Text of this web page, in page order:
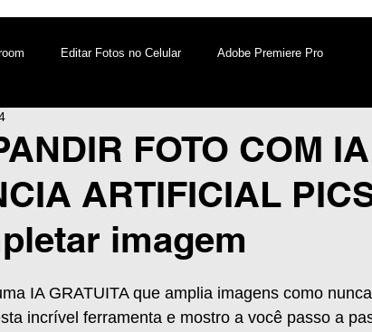
Editar Fotos no Celular Adobe Premiere Pro
Windows Edição de Vídeos no Celular
FOTO COM
ARTIFICIAL
imagem
IA GRATUITA que amplia imagens como
incrível ferramenta e mostro a você passo a